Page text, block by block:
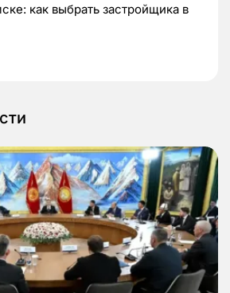
как выбрать застройщика в